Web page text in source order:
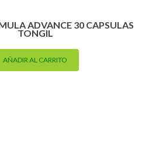
ADVANCE 30 CAPSULAS
TONGIL
AÑADIR AL CARRITO